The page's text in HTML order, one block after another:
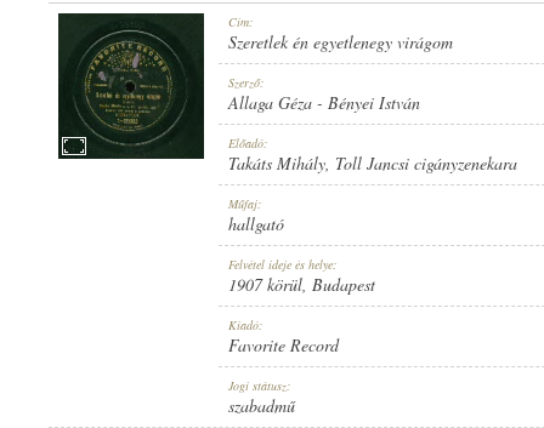
HALLGATÓ Cím:
Szeretlek én egyetlenegy virágom
Szerző:
Allaga Géza - Bényei István
Előadó:
Takáts Mihály, Toll Jancsi cigányzenekara
Műfaj:
hallgató
Felvétel ideje és helye:
1907 körül, Budapest
Kiadó:
Favorite Record
Jogi státusz:
szabadmű